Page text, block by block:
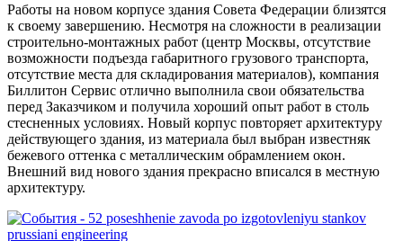
Работы на новом корпусе здания Совета Федерации близятся
к своему завершению. Несмотря на сложности в реализации
строительно-монтажных работ (центр Москвы, отсутствие
возможности подъезда габаритного грузового транспорта,
отсутствие места для складирования материалов), компания
Биллитон Сервис отлично выполнила свои обязательства
перед Заказчиком и получила хороший опыт работ в столь
стесненных условиях. Новый корпус повторяет архитектуру
действующего здания, из материала был выбран известняк
бежевого оттенка с металлическим обрамлением окон.
Внешний вид нового здания прекрасно вписался в местную
архитектуру.